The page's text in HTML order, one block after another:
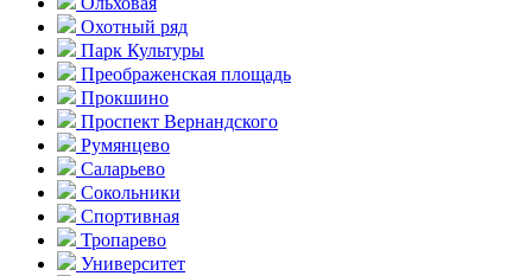
Охотный ряд
Парк Культуры
Преобра­женская площадь
Прокшино
Проспект Вернандского
Румянцево
Саларьево
Сокольники
Спортивная
Тропарево
Университет